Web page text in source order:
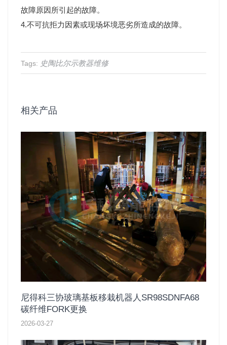
故障原因所引起的故障。
4.不可抗拒力因素或现场坏境恶劣所造成的故障。
Tags: 史陶比尔示教器维修
相关产品
尼得科三协玻璃基板移栽机器人SR98SDNFA68
碳纤维FORK更换
2026-03-27